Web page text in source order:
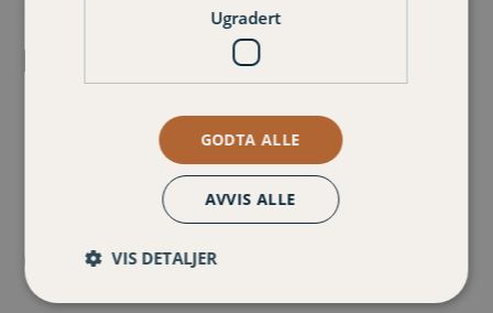
brannskader i adventstiden, sier Øystein Øren i Frende.
Kilde: Frende Forsikring
on
Share
via
Ugradert
GODTA ALLE
AVVIS ALLE
VIS DETALJER